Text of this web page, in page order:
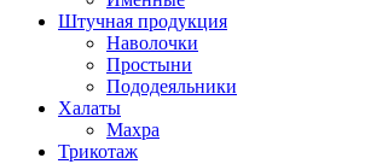
Штучная продукция
Наволочки
Простыни
Пододеяльники
Халаты
Махра
Трикотаж